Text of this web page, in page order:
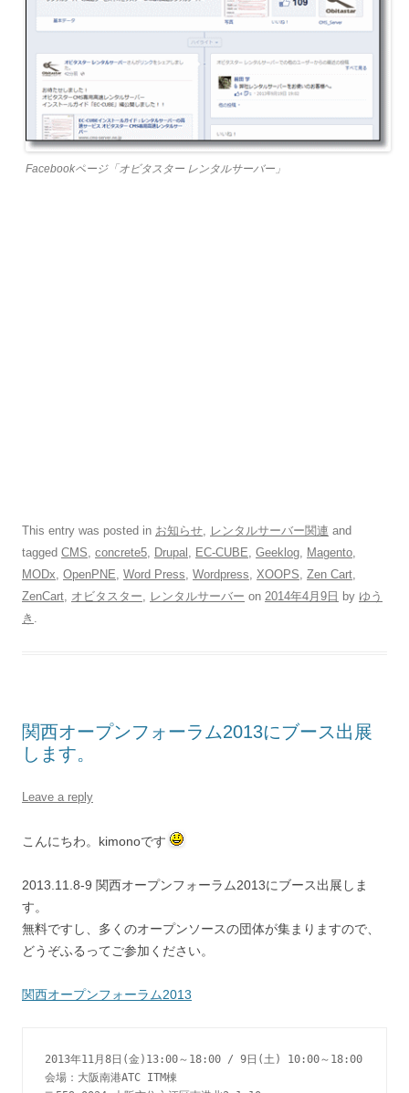
Facebookページ「オビタスター レンタルサーバー」
This entry was posted in お知らせ, レンタルサーバー関連 and
tagged CMS, concrete5, Drupal , EC-CUBE, Geeklog, Magento,
MODx, OpenPNE, Word Press, Wordpress, XOOPS, Zen Cart,
ZenCart, オビタスター, レンタルサーバー on 2014年4月9日 by ゆう
き .
関西オープンフォーラム2013にブース出展
します。
Leave a reply
こんにちわ。kimonoです
2013.11.8-9 関西オープンフォーラム2013にブース出展しま
す。
無料ですし、多くのオープンソースの団体が集まりますので、
どうぞふるってご参加ください。
関西オープンフォーラム2013
2013年11月8日(金)13:00～18:00 / 9日(土) 10:00～18:00
会場：大阪南港ATC ITM棟